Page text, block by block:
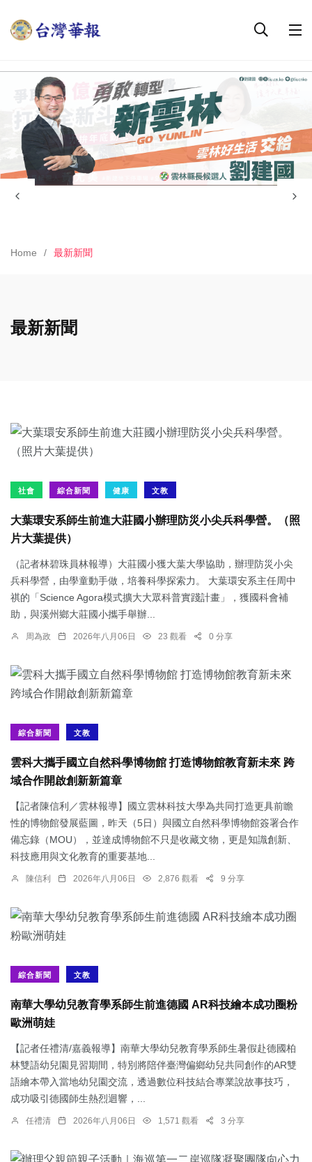
Home 最新新聞
最新新聞
社會 綜合新聞 健康 文教
大葉環安系師生前進大莊國小辦理防災小尖兵科學營。（照
片大葉提供）
（記者林碧珠員林報導）大莊國小獲大葉大學協助，辦理防災小尖
兵科學營，由學童動手做，培養科學探索力。 大葉環安系主任周中
祺的「Science Agora模式擴大大眾科普實踐計畫」，獲國科會補
助，與溪州鄉大莊國小攜手舉辦...
周為政 2026年八月06日 23 觀看 0 分享
綜合新聞 文教
雲科大攜手國立自然科學博物館 打造博物館教育新未來 跨
域合作開啟創新新篇章
【記者陳信利／雲林報導】國立雲林科技大學為共同打造更具前瞻
性的博物館發展藍圖，昨天（5日）與國立自然科學博物館簽署合作
備忘錄（MOU），並達成博物館不只是收藏文物，更是知識創新、
科技應用與文化教育的重要基地...
陳信利 2026年八月06日 2,876 觀看 9 分享
綜合新聞 文教
南華大學幼兒教育學系師生前進德國 AR科技繪本成功圈粉
歐洲萌娃
【記者任禮清/嘉義報導】南華大學幼兒教育學系師生暑假赴德國柏
林雙語幼兒園見習期間，特別將陪伴臺灣偏鄉幼兒共同創作的AR雙
語繪本帶入當地幼兒園交流，透過數位科技結合專業說故事技巧，
成功吸引德國師生熱烈迴響，...
任禮清 2026年八月06日 1,571 觀看 3 分享